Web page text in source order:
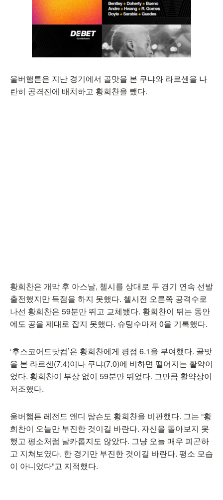
울버햄튼은 지난 경기에서 골맛을 본 쿠냐와 라르센을 나
란히 공격진에 배치하고 황희찬을 뺐다.
황희찬은 개막 후 아스날, 첼시를 상대로 두 경기 연속 선발
출전했지만 득점을 하지 못했다. 첼시전 오른쪽 공격수로
나선 황희찬은 59분만 뛰고 교체됐다. 황희찬이 뛰는 동안
에도 공을 제대로 잡지 못했다. 슈팅수마저 0을 기록했다.
‘후스코어드닷컴’은 황희찬에게 평점 6.1을 부여했다. 골맛
을 본 라르센(7.4)이나 쿠냐(7.0)에 비하면 떨어지는 활약이
었다. 황희찬이 부상 없이 59분만 뛰었다. 그만큼 활약상이
저조했다.
울버햄튼 레전드 앤디 탐슨도 황희찬을 비판했다. 그는 “황
희찬이 오늘만 부진한 것이길 바란다. 자신을 돌아보지 못
했고 평소처럼 날카롭지도 않았다. 그냥 오늘 매우 피곤하
고 지쳐보였다. 한 경기만 부진한 것이길 바란다. 평소 모습
이 아니었다”고 지적했다.